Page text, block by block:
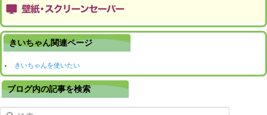
きいちゃん関連ページ
きいちゃんを使いたい
ブログ内の記事を検索
検索